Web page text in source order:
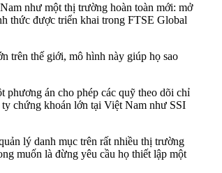
như một thị trường hoàn toàn mới: mở
thức được triển khai trong FTSE Global
trên thế giới, mô hình này giúp họ sao
phương án cho phép các quỹ theo dõi chỉ
chứng khoán lớn tại Việt Nam như SSI
lý danh mục trên rất nhiều thị trường
muốn là đừng yêu cầu họ thiết lập một